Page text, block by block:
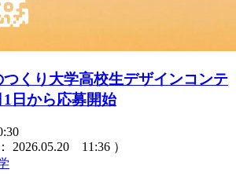
つくり大学高校生デザインコンテ
1日から応募開始
2026.05.20 11:36 ）